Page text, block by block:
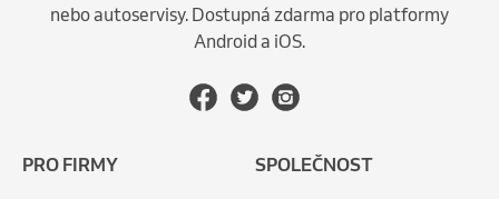
nebo autoservisy. Dostupná zdarma pro platformy
Android a iOS.
PRO FIRMY SPOLEČNOST